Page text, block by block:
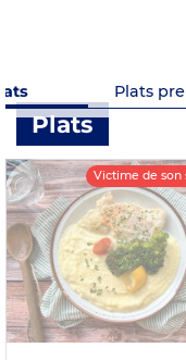
Plats
Plats
Victime de son